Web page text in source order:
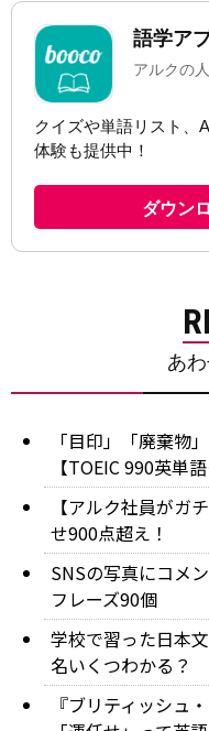
あ
「目印」「廃棄物
【TOEIC 990英単
【アルク社員がガ
せ900点超え！
SNSの写真にコメ
フレーズ90個
学校で習った日本
名いくつわかる？
『ブリティッシュ